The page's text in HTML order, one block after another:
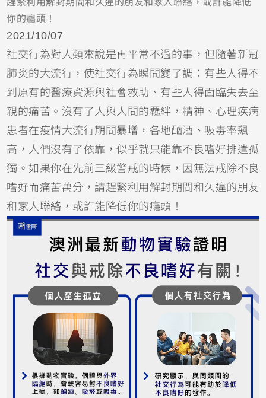
你的癮頭！
2021/10/07
社交行為對人類來說是再平常不過的事，但隨著新冠
肺炎的大流行，使社交行為瞬間變了調：有些人得不
到原有的醫療資源與社會救助、有些人得面臨失去至
親的痛苦。沒有了人與人間的羈絆，精神、心理疾病
患者在疫情大流行期間暴增，各地酗酒、吸毒率飆
高，人們沒有了依靠，似乎就只能靠不良嗜好排遣孤
獨。如果你在先前三級警戒的時候，因無法戒除不良
嗜好而痛苦萬分，請趕緊利用解封期間和久違的朋友
和家人聯絡，或許能降低你的癮頭！